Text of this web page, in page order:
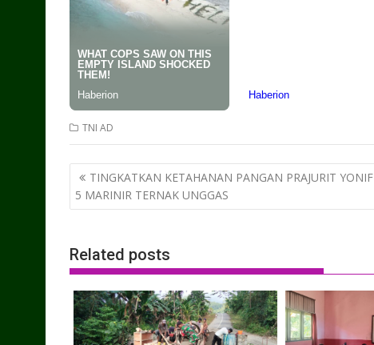
TNI AD
Post
navigation
TINGKATKAN KETAHANAN PANGAN PRAJURIT YONIF
5 MARINIR TERNAK UNGGAS
Related posts